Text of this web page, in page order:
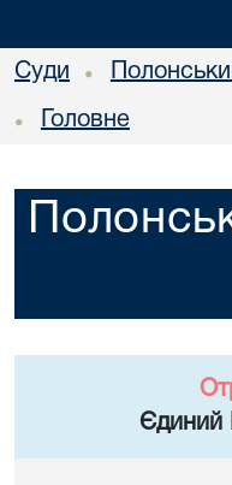
Суди •
• Головне
Єдиний